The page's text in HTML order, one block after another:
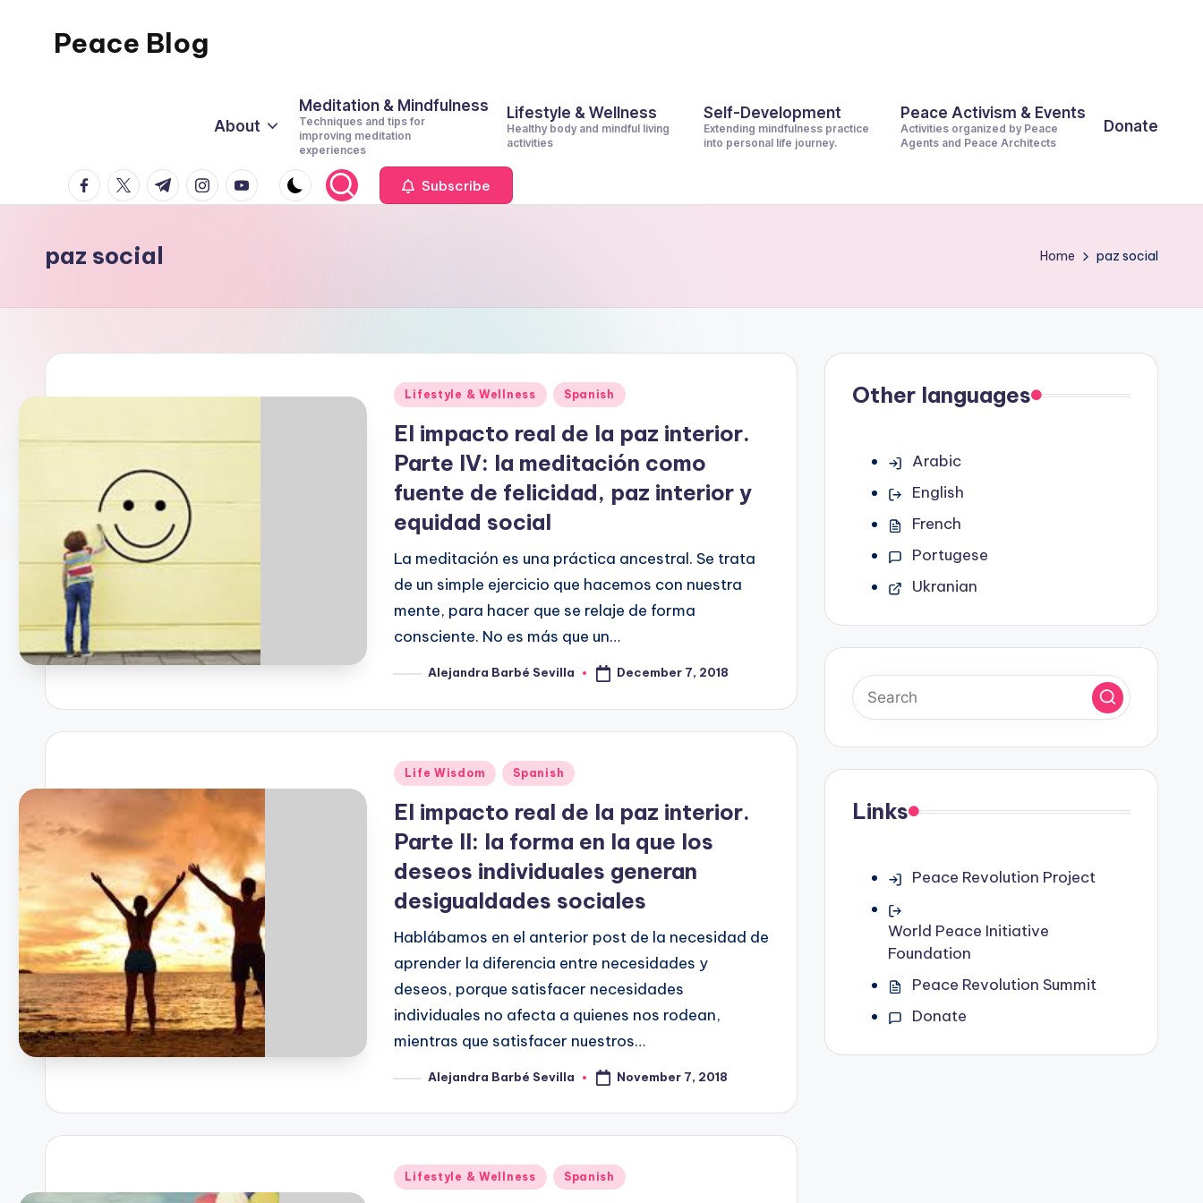
Peace Blog
This
About
Meditation & Mindfulness
Techniques and tips for
improving meditation
experiences
Lifestyle & Wellness
Healthy body and mindful living
activities
Self-Development
Extending mindfulness practice
into personal life journey.
Peace Activism & Events
Activities organized by Peace
Agents and Peace Architects
Donate
facebook.com
twitter.com
t.me instagram.com
youtube.com Subscribe
paz social Home paz social
Posted
Lifestyle & Wellness Spanish
El impacto real de la paz interior.
Parte IV: la meditación como
fuente de felicidad, paz interior y
equidad social
La meditación es una práctica ancestral. Se trata
de un simple ejercicio que hacemos con nuestra
mente, para hacer que se relaje de forma
consciente. No es más que un…
PostedAlejandra Barbé Sevilla December 7, 2018
Posted
Life Wisdom Spanish
El impacto real de la paz interior.
Parte II: la forma en la que los
deseos individuales generan
desigualdades sociales
Hablábamos en el anterior post de la necesidad de
aprender la diferencia entre necesidades y
deseos, porque satisfacer necesidades
individuales no afecta a quienes nos rodean,
mientras que satisfacer nuestros…
PostedAlejandra Barbé Sevilla November 7, 2018
Posted
Lifestyle & Wellness Spanish
Other languages
Arabic
English
French
Portugese
Ukranian
Links
Peace Revolution Project
World Peace Initiative
Foundation
Peace Revolution Summit
Donate